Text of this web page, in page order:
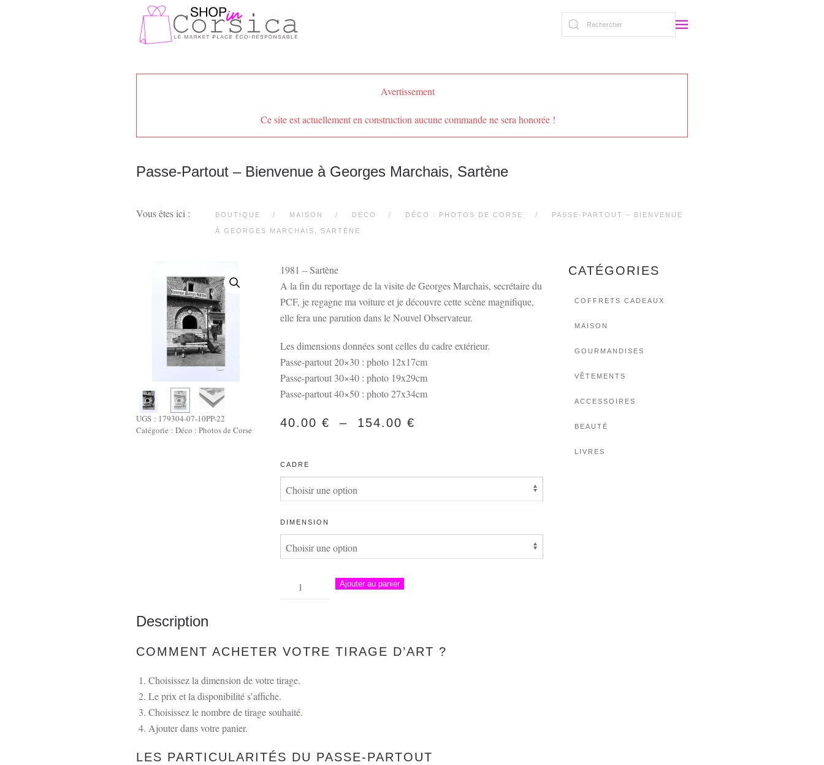
Avertissement
Ce site est actuellement en construction aucune commande ne sera honorée !
Passe-Partout – Bienvenue à Georges Marchais, Sartène
Vous êtes ici : BOUTIQUE MAISON DÉCO DÉCO : PHOTOS DE CORSE PASSE-PARTOUT – BIENVENUE
À GEORGES MARCHAIS, SARTÈNE
UGS : 179304-07-10PP-22
Catégorie : Déco : Photos de Corse
1981 – Sartène
A la fin du reportage de la visite de Georges Marchais, secrétaire du
PCF, je regagne ma voiture et je découvre cette scène magnifique,
elle fera une parution dans le Nouvel Observateur.
Les dimensions données sont celles du cadre extérieur.
Passe-partout 20×30 : photo 12x17cm
Passe-partout 30×40 : photo 19x29cm
Passe-partout 40×50 : photo 27x34cm
40.00€ – 154.00€
40.00 €
CADRE
DIMENSION
quantité
de
–
à
Marchais,
Ajouter au panier
Description
COMMENT ACHETER VOTRE TIRAGE D’ART ?
Choisissez la dimension de votre tirage.
Le prix et la disponibilité s’affiche.
Choisissez le nombre de tirage souhaité.
Ajouter dans votre panier.
LES PARTICULARITÉS DU PASSE-PARTOUT
CATÉGORIES
COFFRETS CADEAUX
MAISON
GOURMANDISES
VÊTEMENTS
ACCESSOIRES
BEAUTÉ
LIVRES